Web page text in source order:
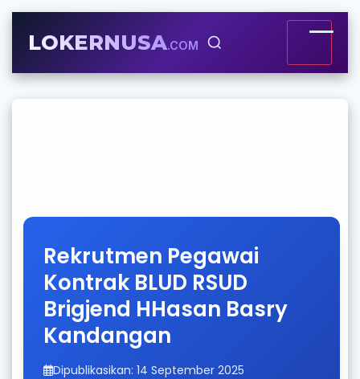
LOKERNUSA.COM
Rekrutmen Pegawai
Kontrak BLUD RSUD
Brigjend HHasan Basry
Kandangan
Dipublikasikan: 14 September 2025